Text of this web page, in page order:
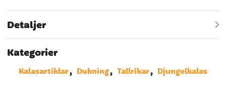
Detaljer
Kategorier
Kalasartiklar Dukning Tallrikar Djungelkalas